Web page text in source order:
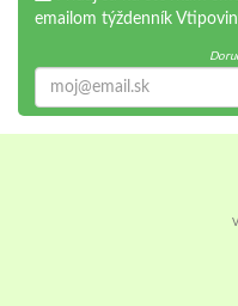
emailom týždenník